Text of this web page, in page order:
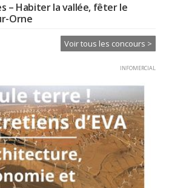
– Habiter la vallée, fêter le
Orne
Voir tous les concours >
INFOMERCIAL